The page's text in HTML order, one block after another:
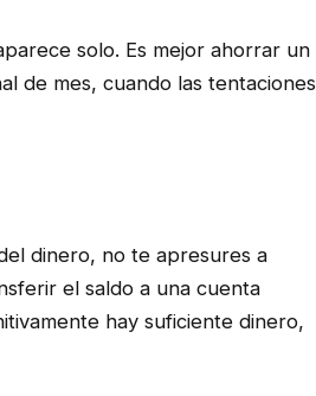
solo. Es mejor ahorrar un
de mes, cuando las tentaciones
dinero, no te apresures a
el saldo a una cuenta
hay suficiente dinero,